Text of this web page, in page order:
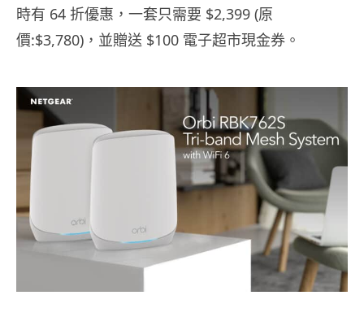
時有 64 折優惠，一套只需要 $2,399 (原
價:$3,780)，並贈送 $100 電子超市現金券。